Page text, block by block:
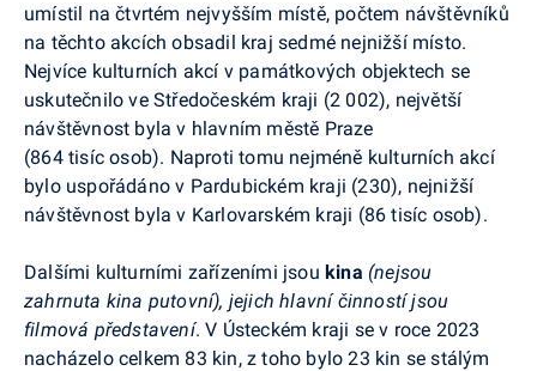
umístil na čtvrtém nejvyšším místě, počtem návštěvníků
na těchto akcích obsadil kraj sedmé nejnižší místo.
Nejvíce kulturních akcí v památkových objektech se
uskutečnilo ve Středočeském kraji (2 002), největší
návštěvnost byla v hlavním městě Praze
(864 tisíc osob). Naproti tomu nejméně kulturních akcí
bylo uspořádáno v Pardubickém kraji (230), nejnižší
návštěvnost byla v Karlovarském kraji (86 tisíc osob).
Dalšími kulturními zařízeními jsou kina (nejsou
zahrnuta kina putovní), jejich hlavní činností jsou
filmová představení. V Ústeckém kraji se v roce 2023
nacházelo celkem 83 kin, z toho bylo 23 kin se stálým